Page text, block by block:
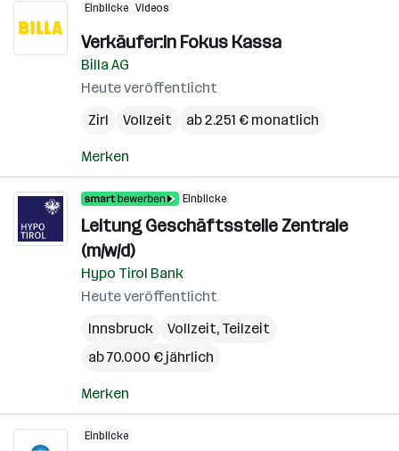
Einblicke Videos
Verkäufer:in Fokus Kassa
Billa AG
Heute veröffentlicht
Zirl
Vollzeit ab 2.251 € monatlich
Merken
Einblicke
Leitung Geschäftsstelle Zentrale
(m/w/d)
Hypo Tirol Bank
Heute veröffentlicht
Innsbruck
Vollzeit, Teilzeit
ab 70.000 € jährlich
Merken
Einblicke